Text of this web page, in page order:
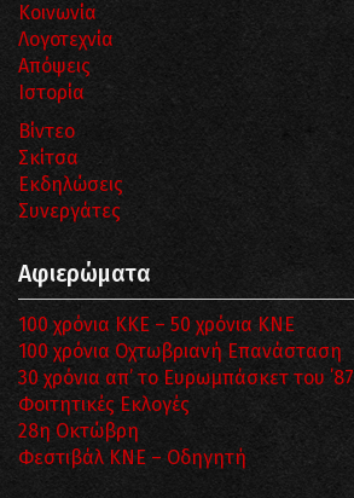
Κοινωνία
Λογοτεχνία
Απόψεις
Ιστορία
Βίντεο
Σκίτσα
Εκδηλώσεις
Συνεργάτες
Αφιερώματα
100 χρόνια ΚΚΕ – 50 χρόνια ΚΝΕ
100 χρόνια Οχτωβριανή Επανάσταση
30 χρόνια απ’ το Ευρωμπάσκετ του ΄87
Φοιτητικές Εκλογές
28η Οκτώβρη
Φεστιβάλ ΚΝΕ – Οδηγητή